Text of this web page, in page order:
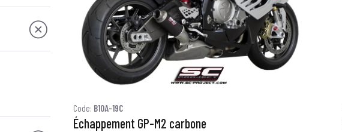
Code: B10A-19C
Échappement GP-M2 carbone